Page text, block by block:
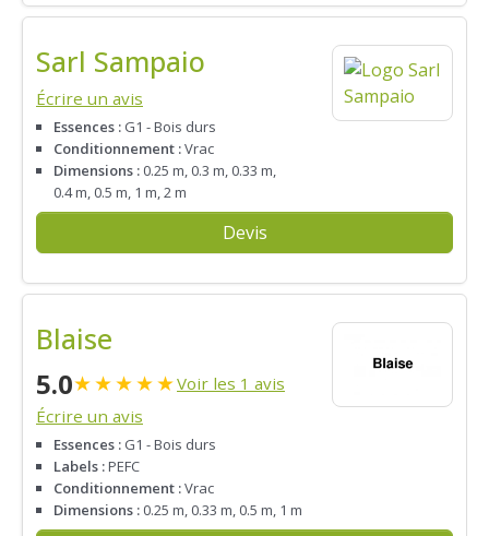
Sarl Sampaio
Écrire un avis
Essences : G1 - Bois durs
Conditionnement :Vrac
Dimensions : 0.25 m, 0.3 m, 0.33 m,
0.4 m, 0.5 m, 1 m, 2 m
Devis
Blaise
5.0★★★★★Voir les 1 avis
Écrire un avis
Essences : G1 - Bois durs
Labels :PEFC
Conditionnement :Vrac
Dimensions : 0.25 m, 0.33 m, 0.5 m, 1 m